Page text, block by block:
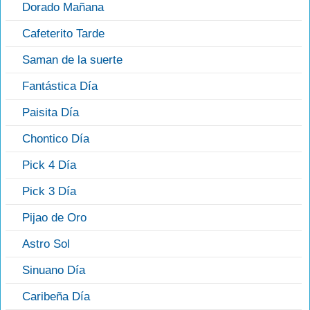
Dorado Mañana
Cafeterito Tarde
Saman de la suerte
Fantástica Día
Paisita Día
Chontico Día
Pick 4 Día
Pick 3 Día
Pijao de Oro
Astro Sol
Sinuano Día
Caribeña Día